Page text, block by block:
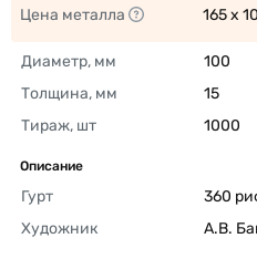
Цена металла 165 x
Диаметр, мм
100
Толщина, мм
15
Тираж, шт
1000
Описание
Гурт
360
Художник
А.В.